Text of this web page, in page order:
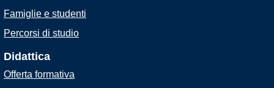
Famiglie e studenti
Percorsi di studio
Didattica
Offerta formativa